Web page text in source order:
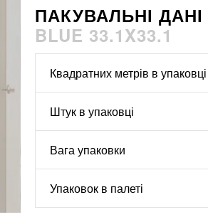
ПАКУВАЛЬНІ ДАНІ
BLUE 33.1X33.1
Квадратних метрів в упаковці
Штук в упаковці
Вага упаковки
Упаковок в палеті